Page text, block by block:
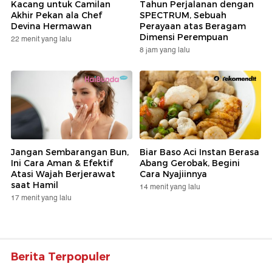
Kacang untuk Camilan
Akhir Pekan ala Chef
Devina Hermawan
22 menit yang lalu
Tahun Perjalanan dengan
SPECTRUM, Sebuah
Perayaan atas Beragam
Dimensi Perempuan
8 jam yang lalu
Jangan Sembarangan Bun,
Ini Cara Aman & Efektif
Atasi Wajah Berjerawat
saat Hamil
17 menit yang lalu
Biar Baso Aci Instan Berasa
Abang Gerobak, Begini
Cara Nyajiinnya
14 menit yang lalu
Berita Terpopuler